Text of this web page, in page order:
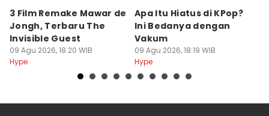
3 Film Remake Mawar de
Jongh, Terbaru The
Invisible Guest
09 Agu 2026, 18:20 WIB
Hype
Apa Itu Hiatus di KPop?
Ini Bedanya dengan
Vakum
09 Agu 2026, 18:19 WIB
Hype